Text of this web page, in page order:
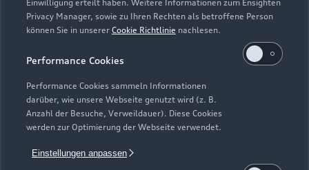
Einwilligung erteilt haben. Weitere Informationen zum Ensighten
Privacy Manager, sowie zu Ihren Rechten als betroffene Person
können Sie in unserer Cookie Richtlinie nachlesen.
Performance Cookies
Performance Cookies sammeln Informationen
darüber, wie unsere Webseite genutzt wird (z. B.
Anzahl der Besuche, Verweildauer). Diese Cookies
werden zur Optimierung der Webseite verwendet.
Einstellungen anpassen
Modelle
Elektromodelle
Plug-in-Hybride
Neuwagensuche
Gebrauchtwagensuche
Service & Zubehör
Saisonale Angebote
Audi Services
Support
Über Audi